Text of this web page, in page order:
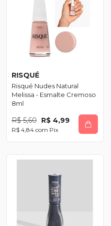
RISQUÉ
Risqué Nudes Natural
Melissa - Esmalte Cremoso
8ml
R$ 5,60 R$ 4,99
R$ 4,84 com Pix